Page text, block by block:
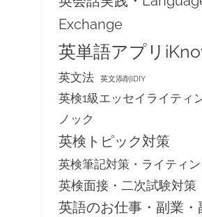
Exchange
英単語アプリ
英文法 英文添削IDIY
英検1級エッセイライティ
ノック
英検トピック対策
英検筆記対策・ライティ
英検面接・二次試験対策
英語のお仕事・副業・